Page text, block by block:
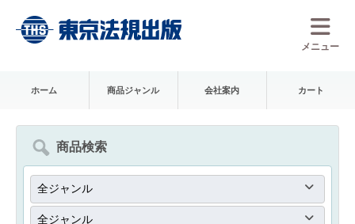
メニュー
ホーム 商品ジャンル 会社案内 カート
商品検索